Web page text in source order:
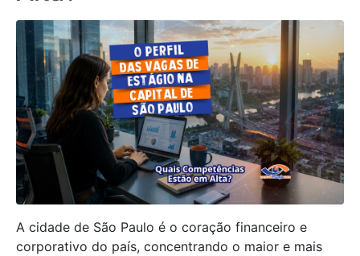
A cidade de São Paulo é o coração financeiro e
corporativo do país, concentrando o maior e mais